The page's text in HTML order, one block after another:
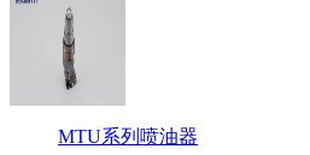
MTU系列喷油器